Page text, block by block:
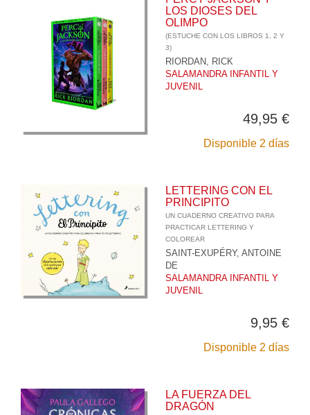
LOS DIOSES DEL
OLIMPO
(ESTUCHE CON LOS LIBROS 1, 2 Y
3)
RIORDAN, RICK
SALAMANDRA INFANTIL Y
JUVENIL
49,95 €
Disponible 2 días
LETTERING CON EL
PRINCIPITO
UN CUADERNO CREATIVO PARA
PRACTICAR LETTERING Y
COLOREAR
SAINT-EXUPÉRY, ANTOINE
DE
SALAMANDRA INFANTIL Y
JUVENIL
9,95 €
Disponible 2 días
LA FUERZA DEL
DRAGÓN